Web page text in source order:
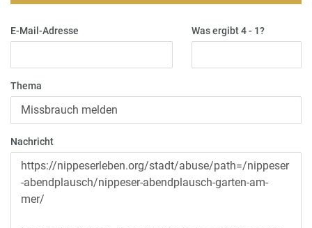
E-Mail-Adresse Was ergibt 4 - 1?
Thema
Nachricht